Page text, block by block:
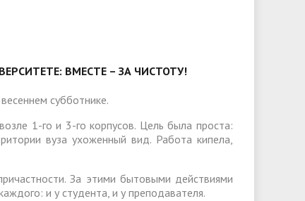
Организация питания в
образовательной организации
Международное сотрудничество
Информационная поддержка
сотрудников и обучающихся по
вопросам коронавирусной
дистанционного обучения
Запорожской области и
Херсонской области
Дополнительный прием
ВМЕСТЕ – ЗА ЧИСТОТУ!
субботнике.
1-го и 3-го корпусов. Цель была проста:
вуза ухоженный вид. Работа кипела,
За этими бытовыми действиями
и у студента, и у преподавателя.